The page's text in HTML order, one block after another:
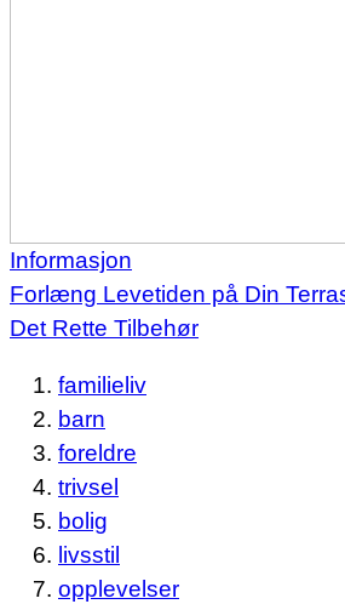
Informasjon
Forlæng Levetiden på Din
Det Rette Tilbehør
familieliv
barn
foreldre
trivsel
bolig
livsstil
opplevelser